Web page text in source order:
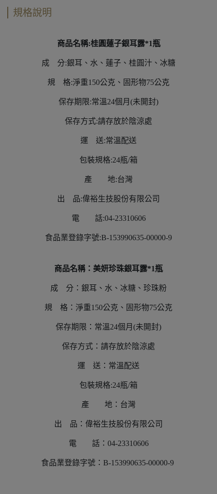
規格說明
商品名稱:桂圓蓮子銀耳露*1瓶
成 分:銀耳、水、蓮子、桂圓汁、冰糖
規 格:淨重150公克、固形物75公克
保存期限:常溫24個月(未開封)
保存方式:請存放於陰涼處
運 送:常溫配送
包裝規格:24瓶/箱
產 地:台灣
出 品:偉裕生技股份有限公司
電 話:04-23310606
食品業登錄字號:B-153990635-00000-9
商品名稱：美妍珍珠銀耳露*1瓶
成 分：銀耳、水、冰糖、珍珠粉
規 格：淨重150公克、固形物75公克
保存期限：常溫24個月(未開封)
保存方式：請存放於陰涼處
運 送：常溫配送
包裝規格:24瓶/箱
產 地：台灣
出 品：偉裕生技股份有限公司
電 話：04-23310606
食品業登錄字號：B-153990635-00000-9